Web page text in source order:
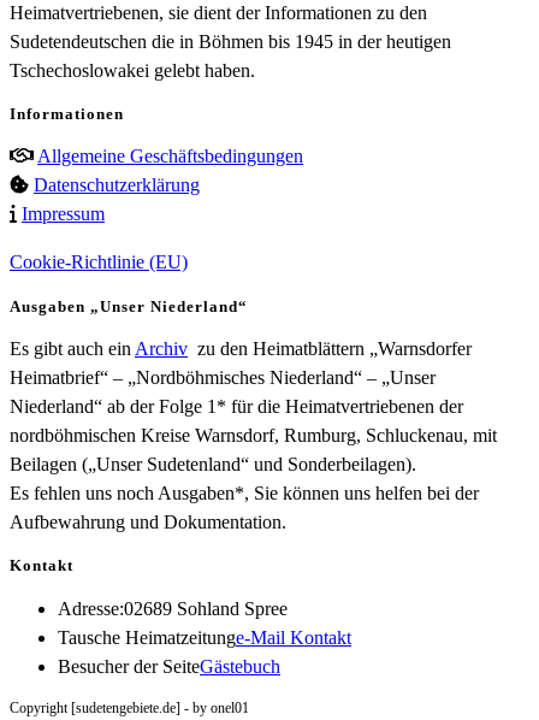
Heimatvertriebenen, sie dient der Informationen zu den
Sudetendeutschen die in Böhmen bis 1945 in der heutigen
Tschechoslowakei gelebt haben.
Informationen
Allgemeine Geschäftsbedingungen
Datenschutzerklärung
Impressum
Cookie-Richtlinie (EU)
Ausgaben „Unser Niederland“
Es gibt auch ein Archiv zu den Heimatblättern „Warnsdorfer
Heimatbrief“ – „Nordböhmisches Niederland“ – „Unser
Niederland“ ab der Folge 1* für die Heimatvertriebenen der
nordböhmischen Kreise Warnsdorf, Rumburg, Schluckenau, mit
Beilagen („Unser Sudetenland“ und Sonderbeilagen).
Es fehlen uns noch Ausgaben*, Sie können uns helfen bei der
Aufbewahrung und Dokumentation.
Kontakt
Adresse:02689 Sohland Spree
Tausche Heimatzeitunge-Mail KontaktOpens
Besucher der SeiteGästebuch
Copyright [sudetengebiete.de] - by onel01